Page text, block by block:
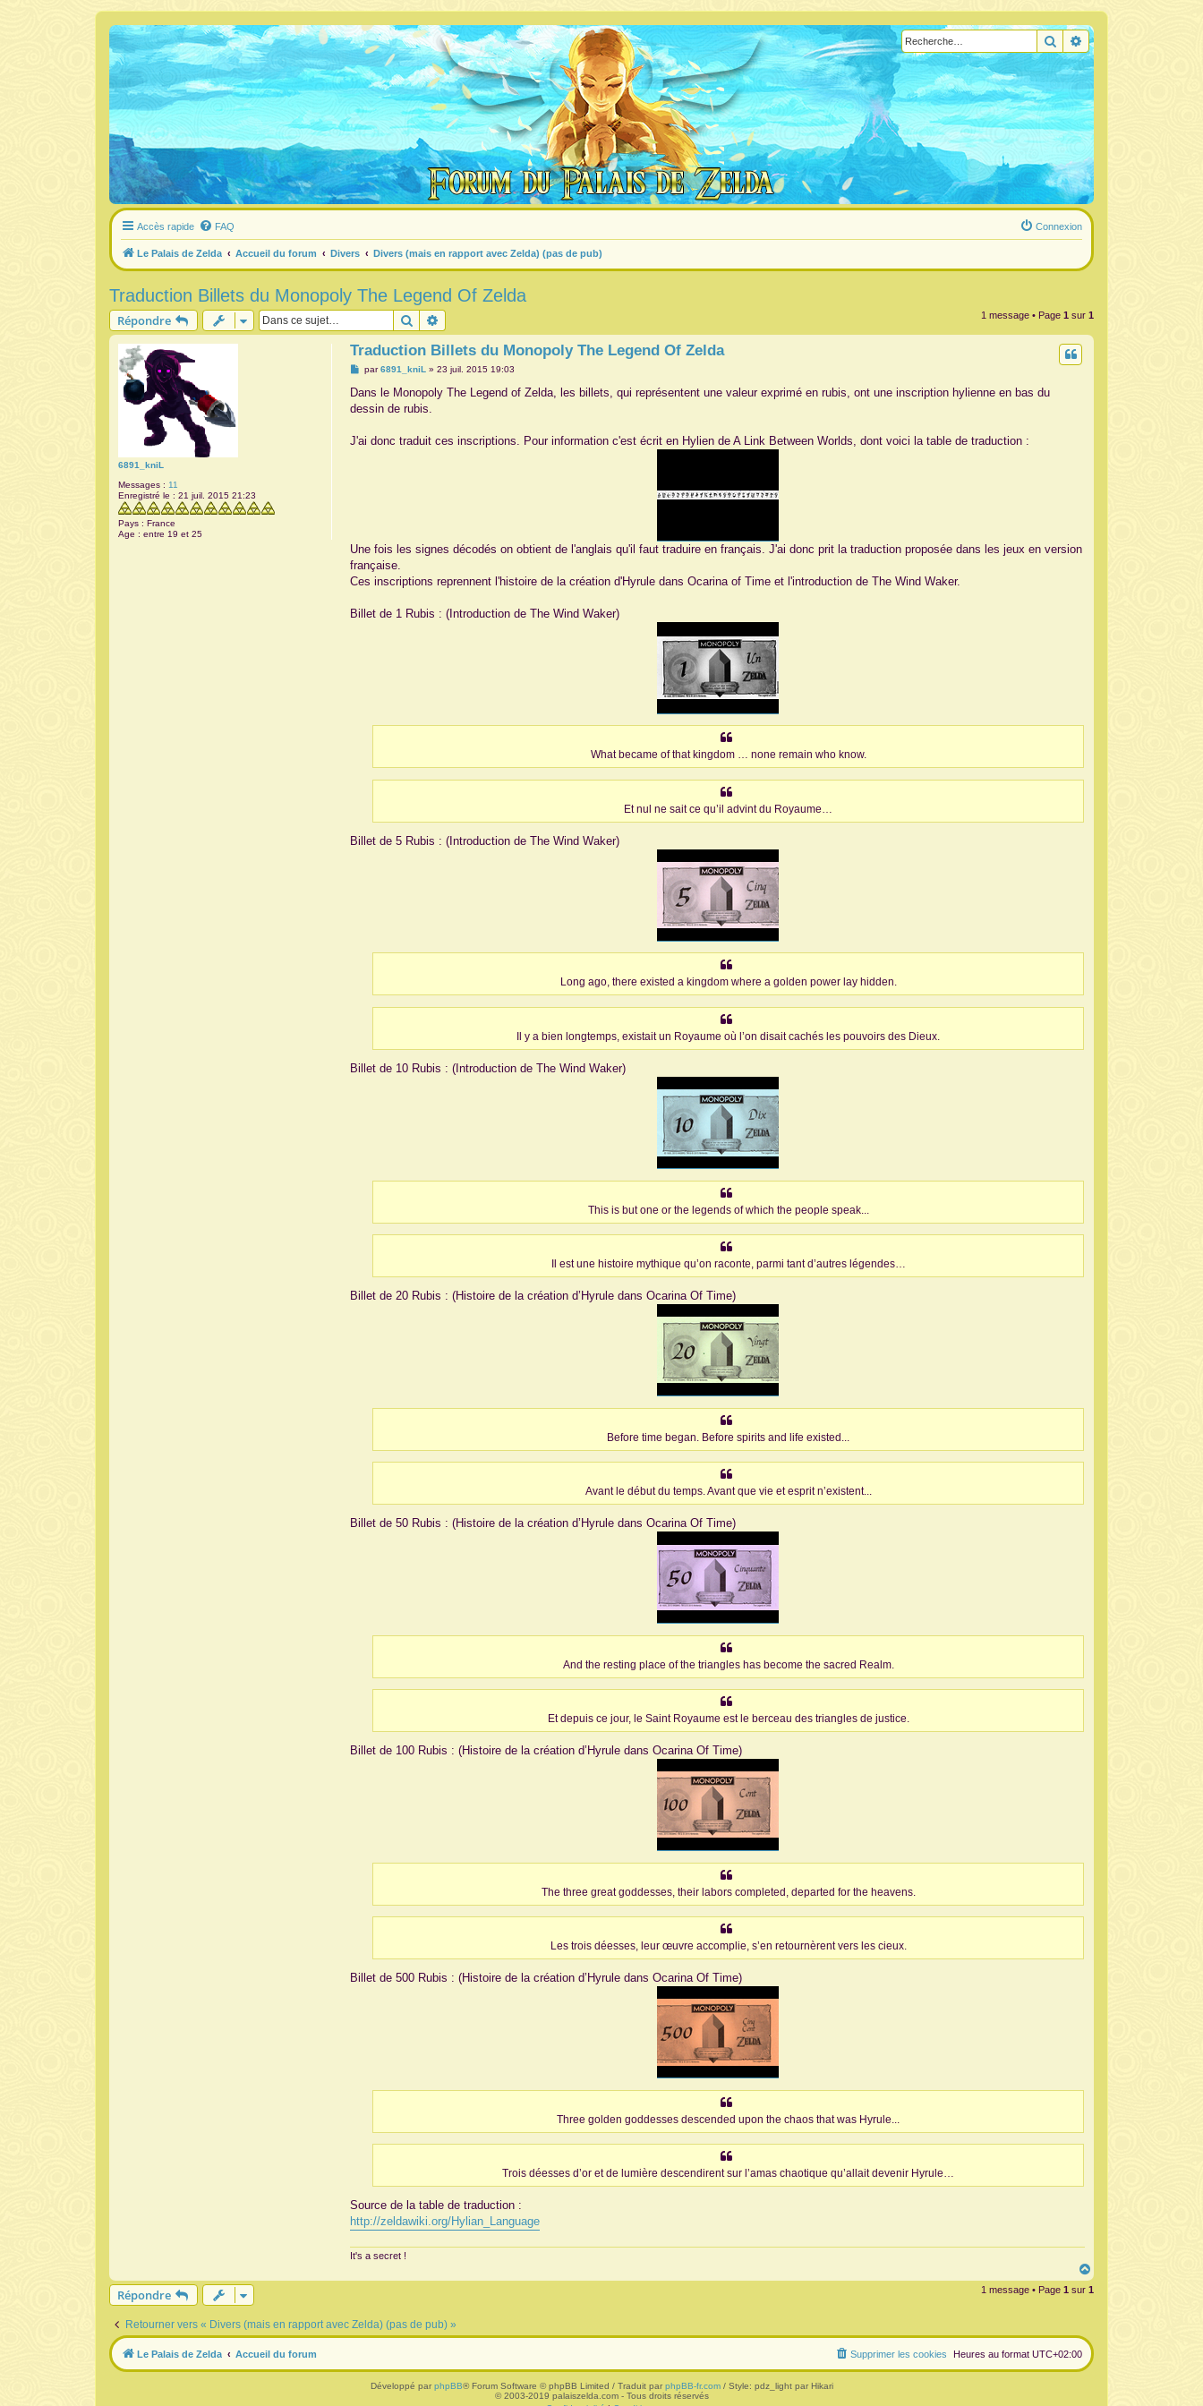
RechercherRecherche avancée
Accès rapide FAQ Connexion
Le Palais de Zelda Accueil du forum Divers Divers (mais en rapport avec Zelda) (pas de pub)
Traduction Billets du Monopoly The Legend Of Zelda
Répondre Rechercher 1 message • Page 1 sur 1
6891_kniL
Messages : 11
Enregistré le : 21 juil. 2015 21:23
Pays : France
Age : entre 19 et 25
Traduction Billets du Monopoly The Legend Of Zelda
M
s
a
par6891_kniL »23 juil. 2015 19:03
Dans le Monopoly The Legend of Zelda, les billets, qui représentent une valeur exprimé en rubis, ont une inscription hylienne en bas du
dessin de rubis.
J'ai donc traduit ces inscriptions. Pour information c'est écrit en Hylien de A Link Between Worlds, dont voici la table de traduction :
Une fois les signes décodés on obtient de l'anglais qu'il faut traduire en français. J'ai donc prit la traduction proposée dans les jeux en version
française.
Ces inscriptions reprennent l'histoire de la création d'Hyrule dans Ocarina of Time et l'introduction de The Wind Waker.
Billet de 1 Rubis : (Introduction de The Wind Waker)
What became of that kingdom … none remain who know.
Et nul ne sait ce qu’il advint du Royaume…
Billet de 5 Rubis : (Introduction de The Wind Waker)
Long ago, there existed a kingdom where a golden power lay hidden.
Il y a bien longtemps, existait un Royaume où l’on disait cachés les pouvoirs des Dieux.
Billet de 10 Rubis : (Introduction de The Wind Waker)
This is but one or the legends of which the people speak...
Il est une histoire mythique qu’on raconte, parmi tant d’autres légendes…
Billet de 20 Rubis : (Histoire de la création d’Hyrule dans Ocarina Of Time)
Before time began. Before spirits and life existed...
Avant le début du temps. Avant que vie et esprit n’existent...
Billet de 50 Rubis : (Histoire de la création d’Hyrule dans Ocarina Of Time)
And the resting place of the triangles has become the sacred Realm.
Et depuis ce jour, le Saint Royaume est le berceau des triangles de justice.
Billet de 100 Rubis : (Histoire de la création d’Hyrule dans Ocarina Of Time)
The three great goddesses, their labors completed, departed for the heavens.
Les trois déesses, leur œuvre accomplie, s’en retournèrent vers les cieux.
Billet de 500 Rubis : (Histoire de la création d’Hyrule dans Ocarina Of Time)
Three golden goddesses descended upon the chaos that was Hyrule...
Trois déesses d’or et de lumière descendirent sur l’amas chaotique qu’allait devenir Hyrule…
Source de la table de traduction :
http://zeldawiki.org/Hylian_Language
It's a secret !
a
u
Répondre 1 message • Page 1 sur 1
Retourner vers « Divers (mais en rapport avec Zelda) (pas de pub) »
Le Palais de Zelda Accueil du forum Heures au format UTC+02:00
Supprimer les cookies
Développé par phpBB® Forum Software © phpBB Limited / Traduit par phpBB-fr.com/ Style: pdz_light par Hikari
© 2003-2019 palaiszelda.com - Tous droits réservés